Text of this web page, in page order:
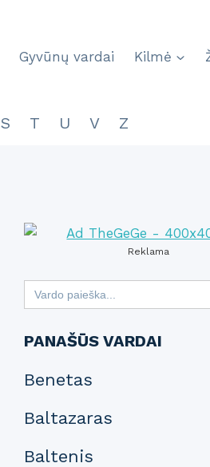
Gyvūnų vardai Kilmė
S T U V Z
Reklama
Search
for:
PANAŠŪS VARDAI
Benetas
Baltazaras
Baltenis